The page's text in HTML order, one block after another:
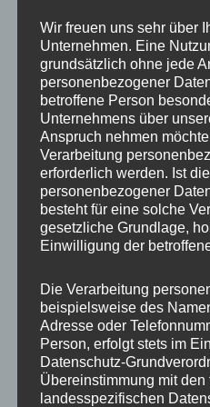
Design
Durchmesser 19
ET 43
Fertigung
Hersteller JR
Lochkreis
Hinweis
Lochzahl
Mittellochbohrung
Nabenbohrung
PCD
Wir freuen uns sehr über
Unternehmen. Eine
grundsätzlich ohne jede
personenbezogener
betroffene Person
Unternehmens über
Anspruch nehmen
Verarbeitung
erforderlich werden. Ist
personenbezogener
besteht für eine solche
gesetzliche Grundlage,
Einwilligung der
Die Verarbeitung
beispielsweise des
Adresse oder
Person, erfolgt stets im
Datenschutz-
Übereinstimmung mit den
landesspezifischen